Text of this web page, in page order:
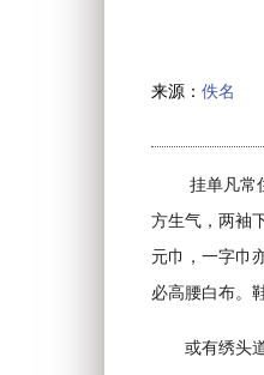
来源： 佚名
挂单凡常
方生气，两袖
元巾，一字巾
必高腰白布。
或有绣头